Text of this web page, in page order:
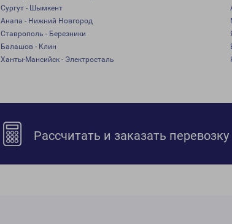
Сургут - Шымкент
Анапа - Нижний Новгород
Ставрополь - Березники
Балашов - Клин
Ханты-Мансийск - Электросталь
Рассчитать и заказать перевозку